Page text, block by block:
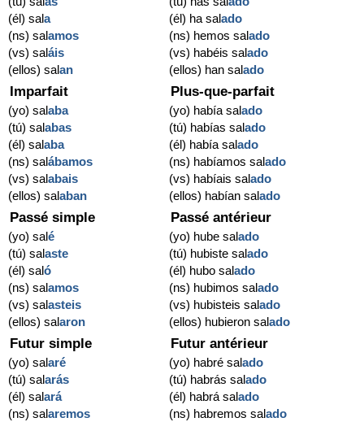
(él) sala
(ns) salamos
(vs) saláis
(ellos) salan
(él) ha salado
(ns) hemos salado
(vs) habéis salado
(ellos) han salado
Imparfait
(yo) salaba
(tú) salabas
(él) salaba
(ns) salábamos
(vs) salabais
(ellos) salaban
Plus-que-parfait
(yo) había salado
(tú) habías salado
(él) había salado
(ns) habíamos salado
(vs) habíais salado
(ellos) habían salado
Passé simple
(yo) salé
(tú) salaste
(él) saló
(ns) salamos
(vs) salasteis
(ellos) salaron
Passé antérieur
(yo) hube salado
(tú) hubiste salado
(él) hubo salado
(ns) hubimos salado
(vs) hubisteis salado
(ellos) hubieron salado
Futur simple
(yo) salaré
(tú) salarás
(él) salará
(ns) salaremos
Futur antérieur
(yo) habré salado
(tú) habrás salado
(él) habrá salado
(ns) habremos salado